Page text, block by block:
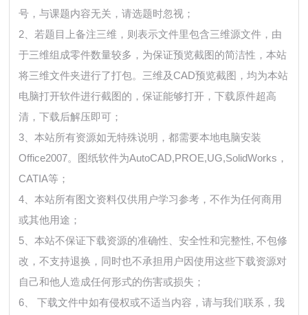
号，与课题内容无关，请选题时忽视；
2、若题目上备注三维，则表示文件里包含三维源文件，由
于三维组成零件数量较多，为保证预览截图的简洁性，本站
将三维文件夹进行了打包。三维及CAD预览截图，均为本站
电脑打开软件进行截图的，保证能够打开，下载原件超高
清，下载后解压即可；
3、本站所有资源如无特殊说明，都需要本地电脑安装
Office2007。图纸软件为AutoCAD,PROE,UG,SolidWorks，
CATIA等；
4、本站所有图文资料仅供用户学习参考，不作为任何商用
或其他用途；
5、本站不保证下载资源的准确性、安全性和完整性, 不包修
改，不支持退换，同时也不承担用户因使用这些下载资源对
自己和他人造成任何形式的伤害或损失；
6、 下载文件中如有侵权或不适当内容，请与我们联系，我